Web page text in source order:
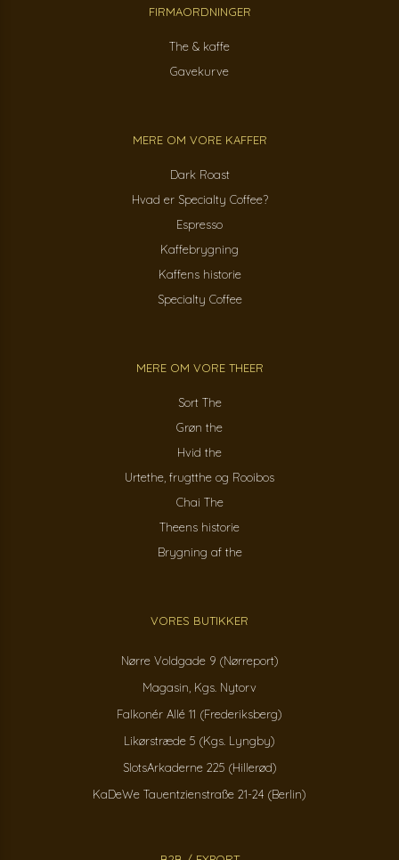
FIRMAORDNINGER
The & kaffe
Gavekurve
MERE OM VORE KAFFER
Dark Roast
Hvad er Specialty Coffee?
Espresso
Kaffebrygning
Kaffens historie
Specialty Coffee
MERE OM VORE THEER
Sort The
Grøn the
Hvid the
Urtethe, frugtthe og Rooibos
Chai The
Theens historie
Brygning af the
VORES BUTIKKER
Nørre Voldgade 9 (Nørreport)
Magasin, Kgs. Nytorv
Falkonér Allé 11 (Frederiksberg)
Likørstræde 5 (Kgs. Lyngby)
SlotsArkaderne 225 (Hillerød)
KaDeWe Tauentzienstraße 21-24 (Berlin)